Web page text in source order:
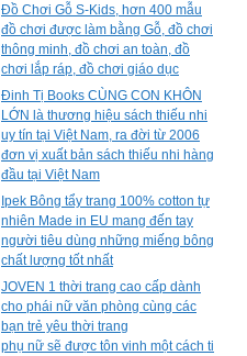
Đồ Chơi Gỗ S-Kids, hơn 400 mẫu
đồ chơi được làm bằng Gỗ, đồ chơi
thông minh, đồ chơi an toàn, đồ
chơi lắp ráp, đồ chơi giáo dục
Đinh Tị Books CÙNG CON KHÔN
LỚN là thương hiệu sách thiếu nhi
uy tín tại Việt Nam, ra đời từ 2006
đơn vị xuất bản sách thiếu nhi hàng
đầu tại Việt Nam
Ipek Bông tẩy trang 100% cotton tự
nhiên Made in EU mang đến tay
người tiêu dùng những miếng bông
chất lượng tốt nhất
JOVEN 1 thời trang cao cấp dành
cho phái nữ văn phòng cùng các
bạn trẻ yêu thời trang
phụ nữ sẽ được tôn vinh một cách ti